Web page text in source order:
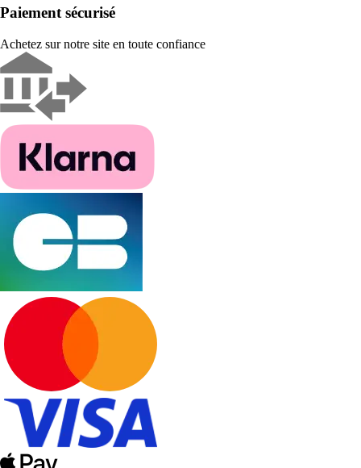
Paiement sécurisé
Achetez sur notre site en toute confiance